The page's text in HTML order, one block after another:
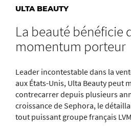
ULTA BEAUTY
La beauté bénéficie
momentum porteur
Leader incontestable dans la
aux États-Unis, Ulta Beauty peut
contrecarrer depuis plusieurs
croissance de Sephora, le
tout puissant groupe français